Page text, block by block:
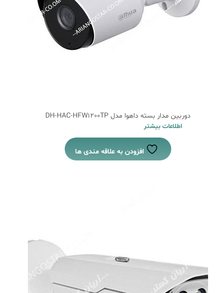
دوربین مدار بسته داهوا مدل DH-HAC-HFW1200TP
اطلاعات بیشتر
افزودن به علاقه مندی ها